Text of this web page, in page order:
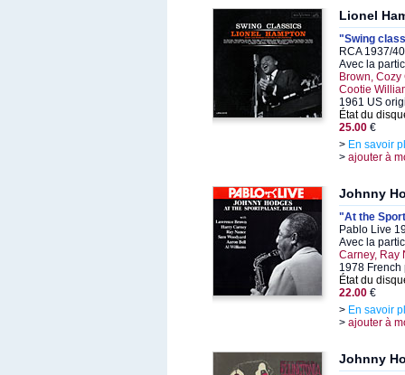
Lionel
"Swing
RCA 1937/
Avec la
Brown,
Cootie
1961 US
État du
25.00 €
> En savoir
> ajouter à
Johnny
"At the
Pablo Live
Avec la
Carney, Ray
1978 French
État du
22.00 €
> En savoir
> ajouter à
Johnny